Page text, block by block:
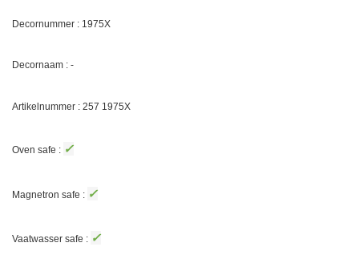
Decornummer : 1975X
Decornaam : -
Artikelnummer : 257 1975X
Oven safe : ✓
Magnetron safe : ✓
Vaatwasser safe : ✓